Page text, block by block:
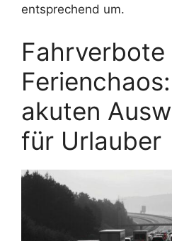
entsprechend um.
Fahrverbote
akuten
für Urlauber